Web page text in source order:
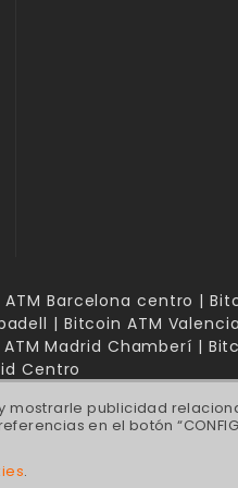
mostrarle publicidad
en el botón
.
Barcelona centro |
| Bitcoin ATM
Madrid Chamberí |
Centro